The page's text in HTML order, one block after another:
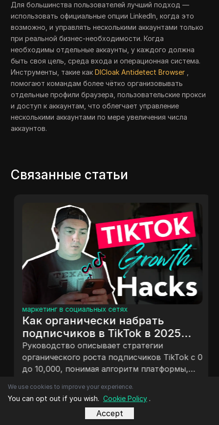
Для большинства пользователей лучший подход —
использовать официальные опции LinkedIn, когда это
возможно, и управлять несколькими аккаунтами только
при реальной бизнес-необходимости. Когда
необходимы отдельные аккаунты, у каждого должна
быть своя цель, среда входа и операционная система.
Инструменты, такие какDICloak Antidetect Browser
помогают командам более чётко организовывать
отдельные профили браузера, пользовательские прокси
и доступ к аккаунтам, что облегчает управление
несколькими аккаунтами по мере увеличения числа
аккаунтов.
Связанные статьи
маркетинг в социальных сетях
Как органически набрать
подписчиков в TikTok в 2025
году (быстро вырасти с 0 до
10,000 подписчиков!)
Руководство описывает стратегии
органического роста подписчиков TikTok с 0
до 10,000, понимая алгоритм платформы,
устанавливая себя как создателя,
сосредотачиваясь на нише, приоритизируя
рост над продажами, максимизируя охват и
апр. 06, 2025
We use cookies to improve your experience.
You can opt out if you wish. Cookie Policy .
Accept